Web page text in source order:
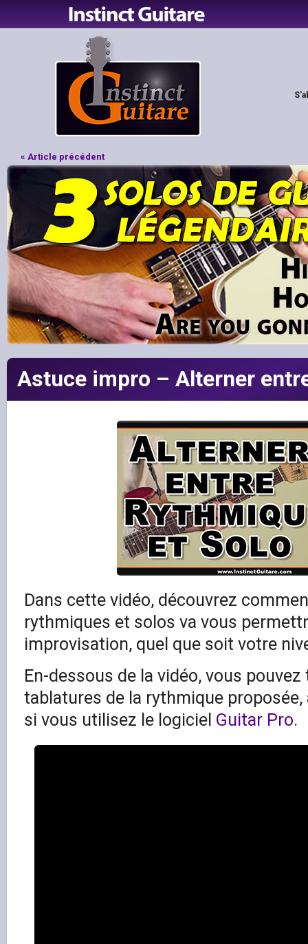
« Article précédent
Astuce impro – Alterner
Dans cette vidéo, découvrez
rythmiques et solos va vous
improvisation, quel que soit votre
En-dessous de la vidéo, vous
tablatures de la rythmique proposée,
si vous utilisez le logiciel Guitar Pro.